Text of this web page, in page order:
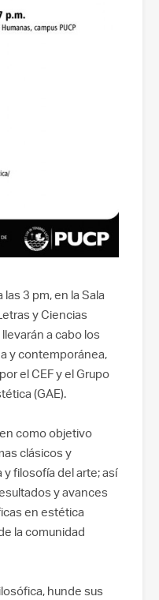
3 pm, en la Sala
y Ciencias
a cabo los
y contemporánea,
el CEF y el Grupo
(GAE).
como objetivo
clásicos y
filosofía del arte; así
y avances
en estética
la comunidad
hunde sus